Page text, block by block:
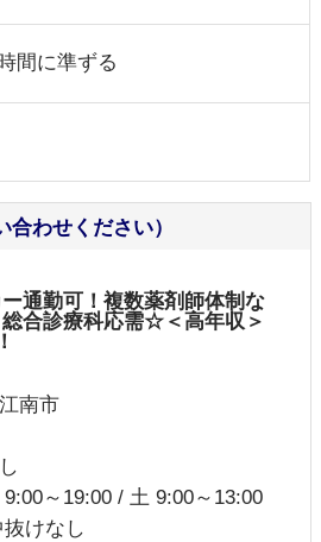
間に準ずる
わせください）
ー通勤可！複数薬剤師体制な
合診療科応需☆＜高年収＞
南市
9:00～19:00 / 土 9:00～13:00
けなし